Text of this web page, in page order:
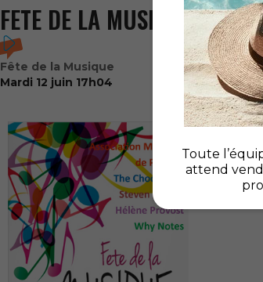
FETE DE LA MUSIQUE
Fête de la Musique
Mardi 12 juin 17h04
Toute
attend